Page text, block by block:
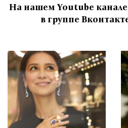
На нашем Youtube
в группе